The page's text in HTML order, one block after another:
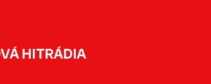
HITRÁDIA